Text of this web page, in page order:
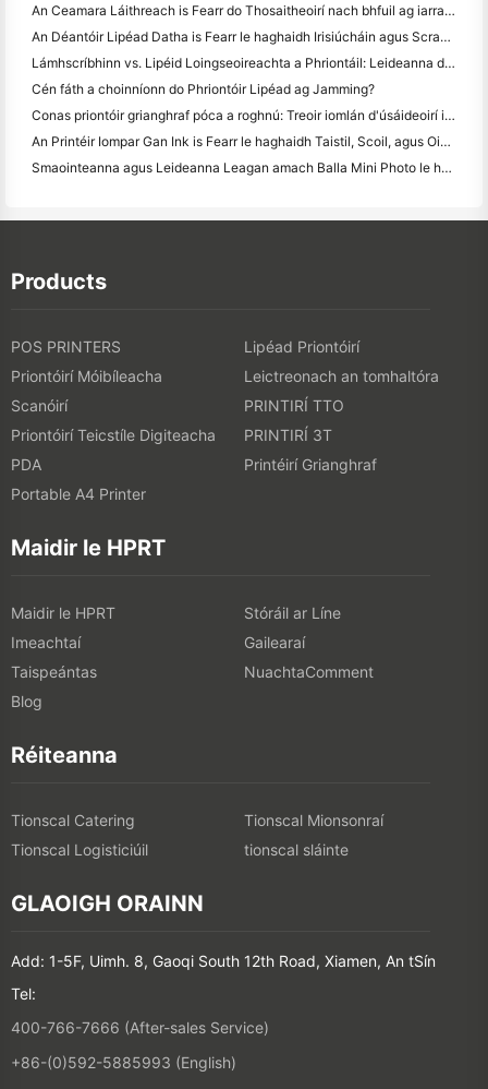
An Ceamara Láithreach is Fearr do Thosaitheoirí nach bhfuil ag iarraidh páipéar a chaitheamh
An Déantóir Lipéad Datha is Fearr le haghaidh Irisiúcháin agus Scrapbooking: Cuir Tuilleadh Datha le Gach Leathanach
Lámhscríbhinn vs. Lipéid Loingseoireachta a Phriontáil: Leideanna do Ghnólachtaí Beaga in 2026
Cén fáth a choinníonn do Phriontóir Lipéad ag Jamming?
Conas priontóir grianghraf póca a roghnú: Treoir iomlán d'úsáideoirí iris, taistil agus iPhone
An Printéir Iompar Gan Ink is Fearr le haghaidh Taistil, Scoil, agus Oibre Soghluaiste: Athbhreithniú Hanin MT620 Pro
Smaointeanna agus Leideanna Leagan amach Balla Mini Photo le haghaidh maisiú seomra leapa agus dormitory
Products
POS PRINTERS
Lipéad Priontóirí
Priontóirí Móibíleacha
Leictreonach an tomhaltóra
Scanóirí
PRINTIRÍ TTO
Priontóirí Teicstíle Digiteacha
PRINTIRÍ 3T
PDA
Printéirí Grianghraf
Portable A4 Printer
Maidir le HPRT
Maidir le HPRT
Stóráil ar Líne
Imeachtaí
Gailearaí
Taispeántas
NuachtaComment
Blog
Réiteanna
Tionscal Catering
Tionscal Mionsonraí
Tionscal Logisticiúil
tionscal sláinte
GLAOIGH ORAINN
Add: 1-5F, Uimh. 8, Gaoqi South 12th Road, Xiamen, An tSín
Tel:
400-766-7666 (After-sales Service)
+86-(0)592-5885993 (English)